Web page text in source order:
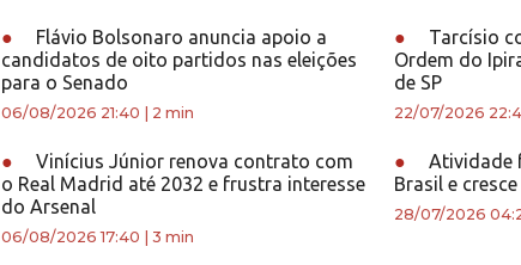
●
Flávio Bolsonaro anuncia apoio a
candidatos de oito partidos nas eleições
para o Senado
06/08/2026 21:40 2 min
●
Tarcísio
Ordem do
de SP
22/07/2026
●
Vinícius Júnior renova contrato com
o Real Madrid até 2032 e frustra interesse
do Arsenal
06/08/2026 17:40 3 min
●
Atividade
Brasil e
28/07/2026